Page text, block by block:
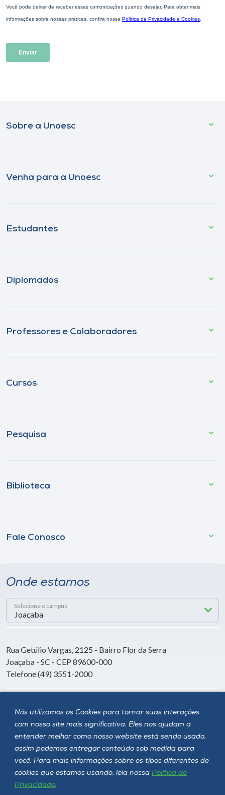
Nós utilizamos os Cookies para tornar suas interações
com nosso site mais significativa. Eles nos ajudam a
entender melhor como nosso website está sendo usado,
assim podemos entregar conteúdo sob medida para
você. Para mais informações sobre os tipos diferentes de
cookies que estamos usando, leia nossa Política de
Privacidade.
Sobre a Unoesc
Venha para a Unoesc
Estudantes
Diplomados
Professores e Colaboradores
Cursos
Pesquisa
Biblioteca
Fale Conosco
Onde estamos
Selecione o campus
Rua Getúlio Vargas, 2125 - Bairro Flor da Serra
Joaçaba - SC - CEP 89600-000
Telefone (49) 3551-2000
Siga a Unoesc